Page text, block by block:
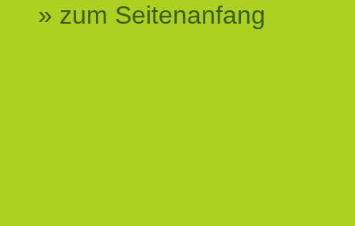
» zum Seitenanfang